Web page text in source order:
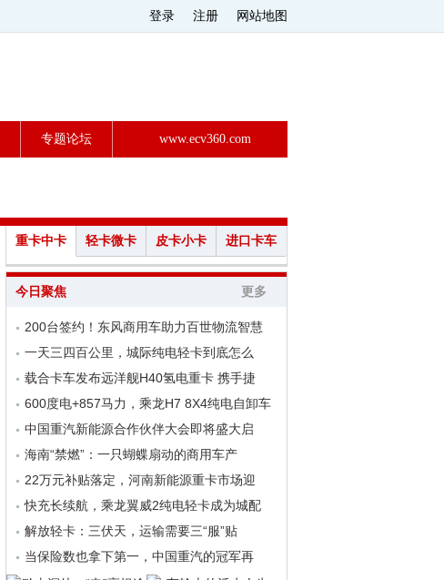
登录 注册 网站地图
专题论坛 www.ecv360.com
重卡中卡 轻卡微卡 皮卡小卡 进口卡车
今日聚焦 更多
200台签约！东风商用车助力百世物流智慧
一天三四百公里，城际纯电轻卡到底怎么
载合卡车发布远洋舰H40氢电重卡 携手捷
600度电+857马力，乘龙H7 8X4纯电自卸车
中国重汽新能源合作伙伴大会即将盛大启
海南“禁燃”：一只蝴蝶扇动的商用车产
22万元补贴落定，河南新能源重卡市场迎
快充长续航，乘龙翼威2纯电轻卡成为城配
解放轻卡：三伏天，运输需要三“服”贴
当保险数也拿下第一，中国重汽的冠军再